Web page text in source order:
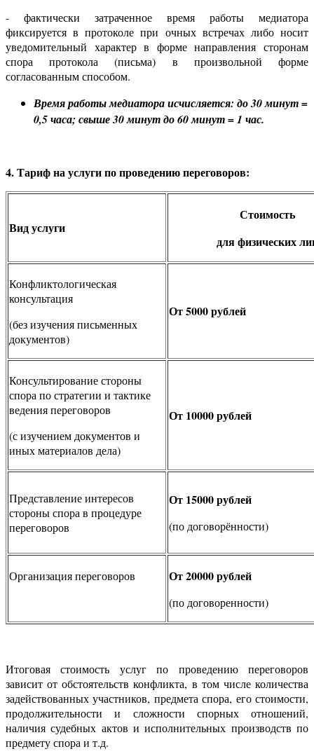
- фактически затраченное время работы медиатора
фиксируется в протоколе при очных встречах либо носит
уведомительный характер в форме направления сторонам
спора протокола (письма) в произвольной форме
согласованным способом.
Время работы медиатора исчисляется: до 30 минут =
0,5 часа; свыше 30 минут до 60 минут = 1 час.
4. Тариф на услуги по проведению переговоров:
Вид услуги
Стоимость
для физических
Конфликтологическая
консультация
(без изучения письменных
документов)
От 5000 рублей
Консультирование стороны
спора по стратегии и тактике
ведения переговоров
(с изучением документов и
иных материалов дела)
От 10000 рублей
Представление интересов
стороны спора в процедуре
переговоров
От 15000 рублей
(по договорённости)
Организация переговоров От 20000 рублей
(по договоренности)
Итоговая стоимость услуг по проведению переговоров
зависит от обстоятельств конфликта, в том числе количества
задействованных участников, предмета спора, его стоимости,
продолжительности и сложности спорных отношений,
наличия судебных актов и исполнительных производств по
предмету спора и т.д.